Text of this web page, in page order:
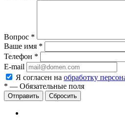
Вопрос *
Ваше имя *
Телефон *
E-mail
Я согласен на обработку
* — Обязательные поля
Сбросить